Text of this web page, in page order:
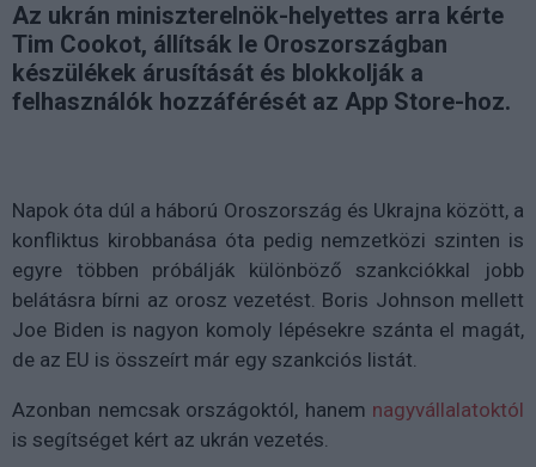
Az ukrán miniszterelnök-helyettes arra kérte
Tim Cookot, állítsák le Oroszországban
készülékek árusítását és blokkolják a
felhasználók hozzáférését az App Store-hoz.
Napok óta dúl a háború Oroszország és Ukrajna között, a
konfliktus kirobbanása óta pedig nemzetközi szinten is
egyre többen próbálják különböző szankciókkal jobb
belátásra bírni az orosz vezetést. Boris Johnson mellett
Joe Biden is nagyon komoly lépésekre szánta el magát,
de az EU is összeírt már egy szankciós listát.
Azonban nemcsak országoktól, hanem nagyvállalatoktól
is segítséget kért az ukrán vezetés.